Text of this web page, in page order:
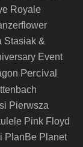
Royale
Stasiak &
Event
Percival
Pierwsza
Pink Floyd
PlanBe Planet